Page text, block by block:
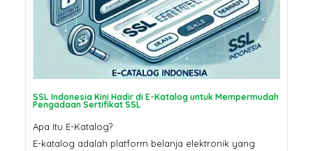
SSL Indonesia Kini Hadir di E-Katalog untuk Mempermudah
Pengadaan Sertifikat SSL
Apa Itu E-Katalog?
E-katalog adalah platform belanja elektronik yang